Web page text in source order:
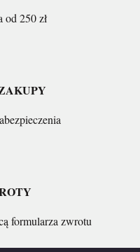
od 250 zł
formularza zwrotu